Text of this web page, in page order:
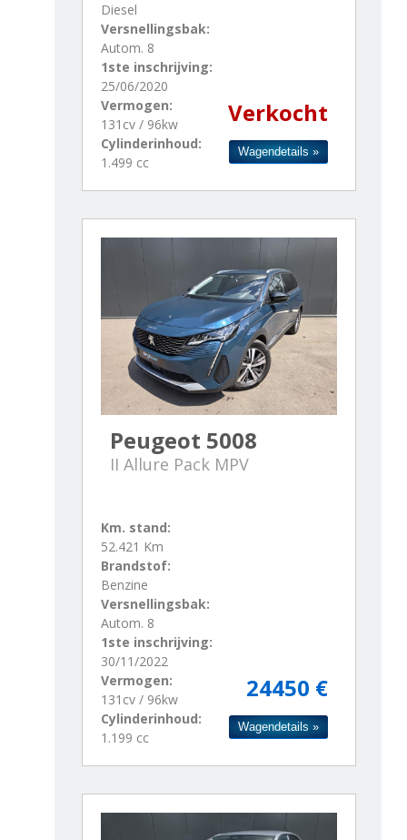
Verkocht
Diesel
Versnellingsbak:
Autom. 8
1ste inschrijving:
25/06/2020
Vermogen:
131cv / 96kw
Cylinderinhoud:
1.499 cc
Wagendetails »
Peugeot 5008
II Allure Pack MPV
24450 €
Km. stand:
52.421 Km
Brandstof:
Benzine
Versnellingsbak:
Autom. 8
1ste inschrijving:
30/11/2022
Vermogen:
131cv / 96kw
Cylinderinhoud:
1.199 cc
Wagendetails »